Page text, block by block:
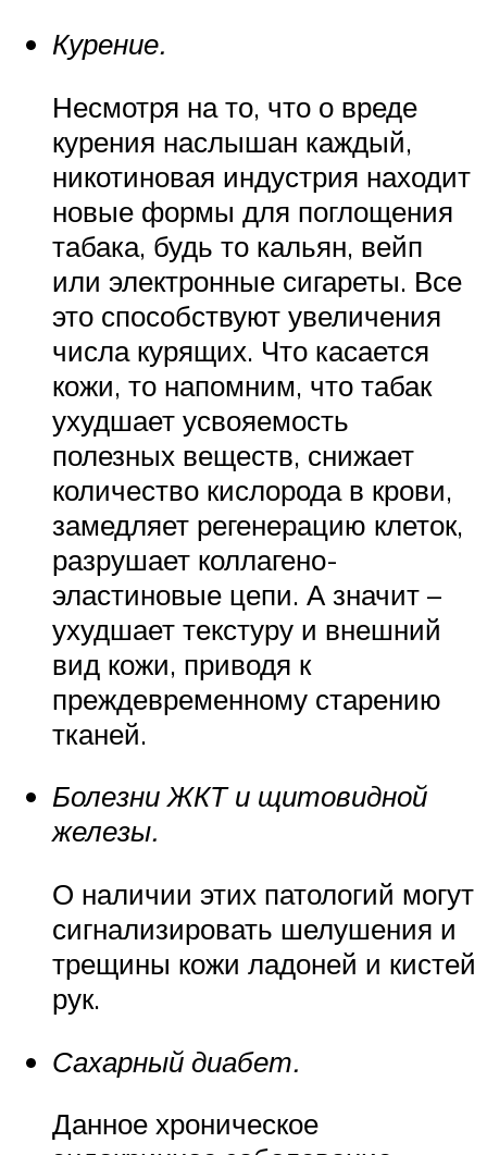
Курение.
Несмотря на то, что о вреде
курения наслышан каждый,
никотиновая индустрия находит
новые формы для поглощения
табака, будь то кальян, вейп
или электронные сигареты. Все
это способствуют увеличения
числа курящих. Что касается
кожи, то напомним, что табак
ухудшает усвояемость
полезных веществ, снижает
количество кислорода в крови,
замедляет регенерацию клеток,
разрушает коллагено-
эластиновые цепи. А значит –
ухудшает текстуру и внешний
вид кожи, приводя к
преждевременному старению
тканей.
Болезни ЖКТ и щитовидной
железы.
О наличии этих патологий могут
сигнализировать шелушения и
трещины кожи ладоней и кистей
рук.
Сахарный диабет.
Данное хроническое